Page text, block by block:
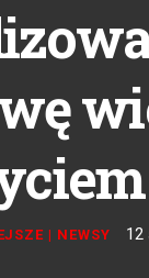
| NEWSY 12